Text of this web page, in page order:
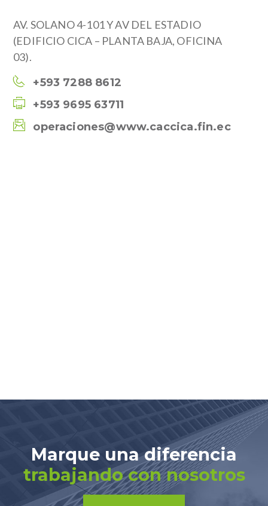
AV. SOLANO 4-101 Y AV DEL ESTADIO
(EDIFICIO CICA – PLANTA BAJA, OFICINA
03).
+593 7288 8612
+593 9695 63711
operaciones@www.caccica.fin.ec
Marque una diferencia
trabajando con nosotros